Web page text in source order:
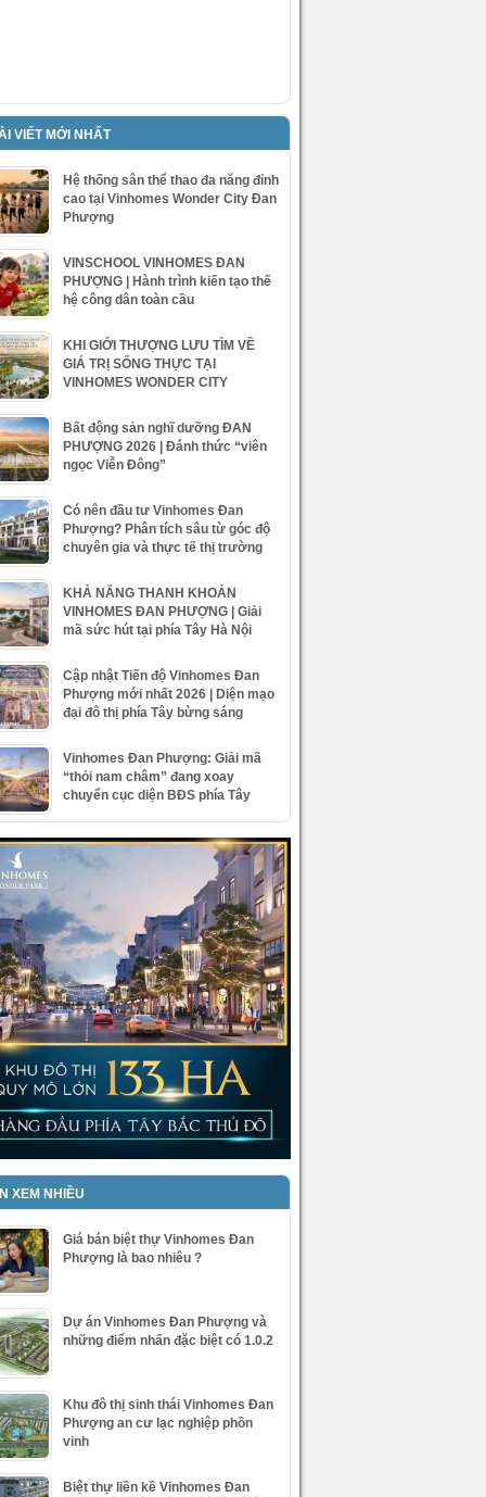
VIẾT MỚI NHẤT
Hệ thống sân thể thao đa năng đỉnh
cao tại Vinhomes Wonder City Đan
Phượng
VINSCHOOL VINHOMES ĐAN
PHƯỢNG | Hành trình kiến tạo thế
hệ công dân toàn cầu
KHI GIỚI THƯỢNG LƯU TÌM VỀ
GIÁ TRỊ SỐNG THỰC TẠI
VINHOMES WONDER CITY
Bất động sản nghĩ dưỡng ĐAN
PHƯỢNG 2026 | Đánh thức “viên
ngọc Viễn Đông”
Có nên đầu tư Vinhomes Đan
Phượng? Phân tích sâu từ góc độ
chuyên gia và thực tế thị trường
KHẢ NĂNG THANH KHOẢN
VINHOMES ĐAN PHƯỢNG | Giải
mã sức hút tại phía Tây Hà Nội
Cập nhật Tiến độ Vinhomes Đan
Phượng mới nhất 2026 | Diện mạo
đại đô thị phía Tây bừng sáng
Vinhomes Đan Phượng: Giải mã
“thỏi nam châm” đang xoay
chuyển cục diện BĐS phía Tây
XEM NHIỀU
Giá bán biệt thự Vinhomes Đan
Phượng là bao nhiêu ?
Dự án Vinhomes Đan Phượng và
những điểm nhấn đặc biệt có 1.0.2
Khu đô thị sinh thái Vinhomes Đan
Phượng an cư lạc nghiệp phồn
vinh
Biệt thự liền kề Vinhomes Đan